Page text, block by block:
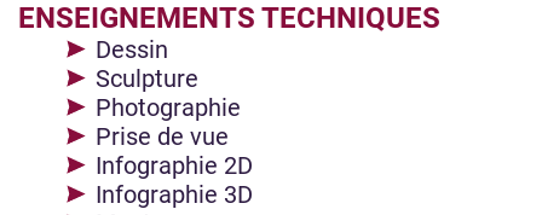
ENSEIGNEMENTS TECHNIQUES
Dessin
Sculpture
Photographie
Prise de vue
Infographie 2D
Infographie 3D